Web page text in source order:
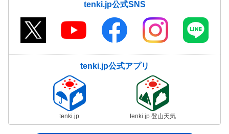
tenki.jp公式SNS
tenki.jp公式アプリ
tenki.jp tenki.jp 登山天気